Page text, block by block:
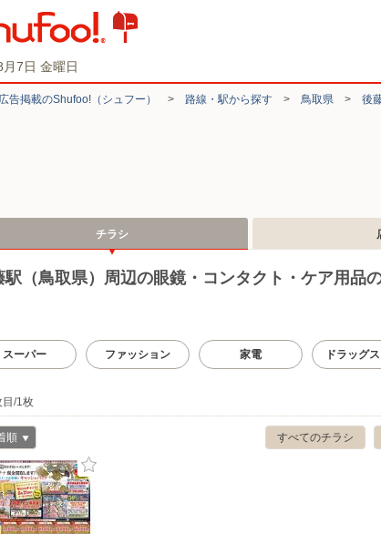
7日 金曜日
告掲載の​Shufoo!​（シュフー） > 路線・駅から探す > 鳥取県 > 後
チラシ
駅（鳥取県）周辺の眼鏡・コンタクト・ケア用品
スーパー ファッション 家電 ドラッグ
目/1枚
すべてのチラシ
順